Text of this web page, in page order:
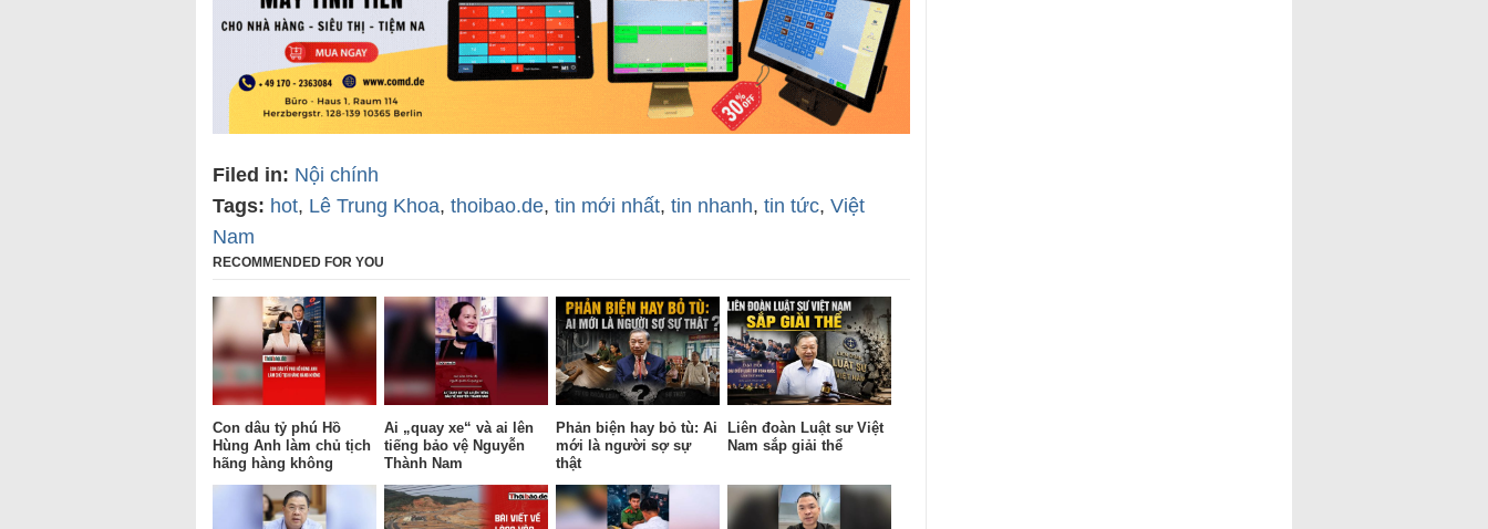
Filed in: Nội chính
Tags: hot, Lê Trung Khoa, thoibao.de, tin mới nhất, tin nhanh, tin tức, Việt
Nam
RECOMMENDED FOR YOU
Con dâu tỷ phú Hồ
Hùng Anh làm chủ tịch
hãng hàng không
Ai „quay xe“ và ai lên
tiếng bảo vệ Nguyễn
Thành Nam
Phản biện hay bỏ tù: Ai
mới là người sợ sự
thật
Liên đoàn Luật sư Việt
Nam sắp giải thể